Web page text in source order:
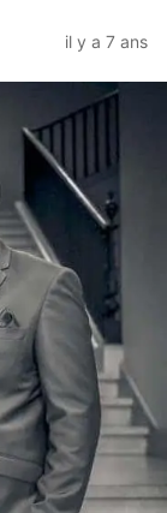
il y a 7 ans